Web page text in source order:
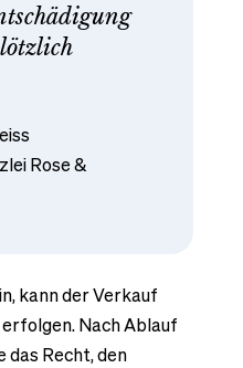
Rose &
kann der Verkauf
Nach Ablauf
das Recht, den